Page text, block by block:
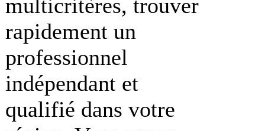
multicritères, trouver
rapidement un
professionnel
indépendant et
qualifié dans votre